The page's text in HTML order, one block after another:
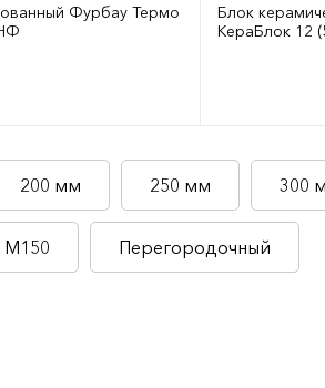
Фурбау Термо
НФ
Блок
КераБлок 12
200 мм 250 мм 300
М150 Перегородочный